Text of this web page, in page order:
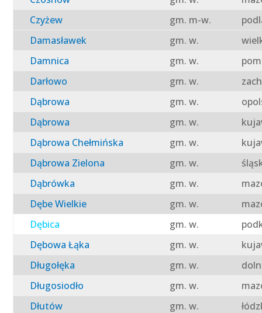
Czyżew
gm. m-w.
Damasławek
gm. w.
Damnica
gm. w.
Darłowo
gm. w.
Dąbrowa
gm. w.
Dąbrowa
gm. w.
Dąbrowa Chełmińska
gm. w.
Dąbrowa Zielona
gm. w.
Dąbrówka
gm. w.
Dębe Wielkie
gm. w.
Dębica
gm. w.
Dębowa Łąka
gm. w.
Długołęka
gm. w.
Długosiodło
gm. w.
Dłutów
gm. w.